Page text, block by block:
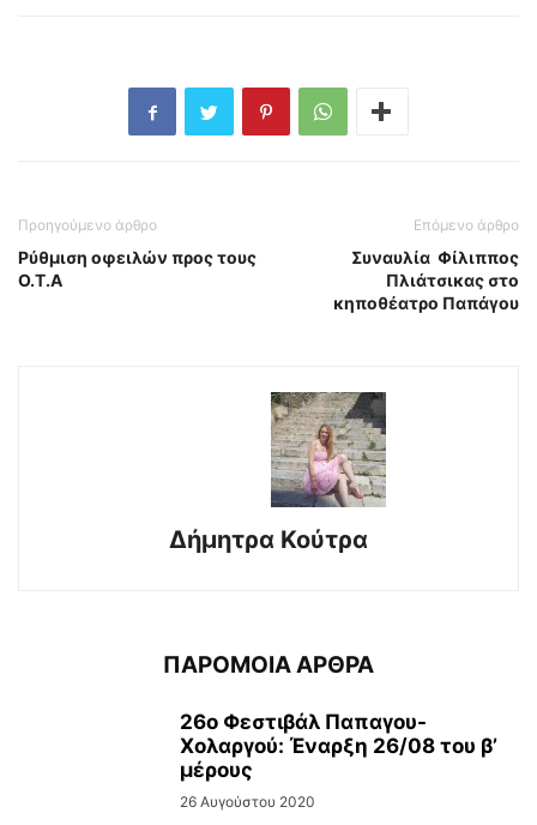
Προηγούμενο άρθρο
Ρύθμιση οφειλών προς τους
Ο.Τ.Α
Επόμενο άρθρο
Συναυλία Φίλιππος
Πλιάτσικας στο
κηποθέατρο Παπάγου
Δήμητρα Κούτρα
ΠΑΡΟΜΟΙΑ ΑΡΘΡΑ
26ο Φεστιβάλ Παπαγου-
Χολαργού: Έναρξη 26/08 του β’
μέρους
26 Αυγούστου 2020